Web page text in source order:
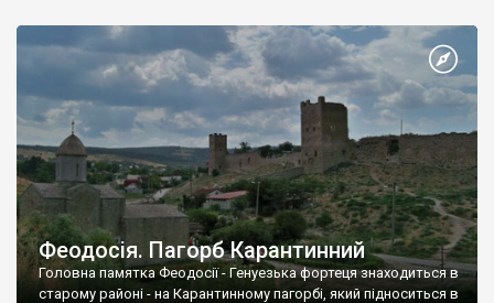
Феодосія. Пагорб Карантинний
Головна памятка Феодосії - Генуезька фортеця знаходиться в
старому районі - на Карантинному пагорбі, який підноситься в